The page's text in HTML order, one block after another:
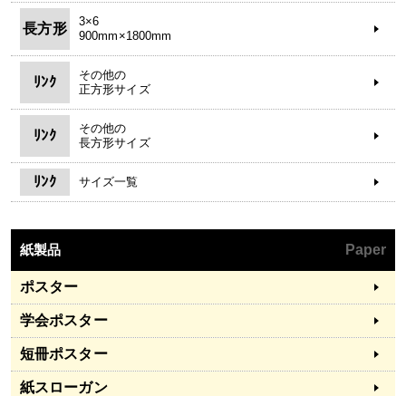
長方形
3×6
900mm×1800mm
ﾘﾝｸ
その他の
正方形サイズ
ﾘﾝｸ
その他の
長方形サイズ
ﾘﾝｸ サイズ一覧
紙製品 Paper
ポスター
学会ポスター
短冊ポスター
紙スローガン